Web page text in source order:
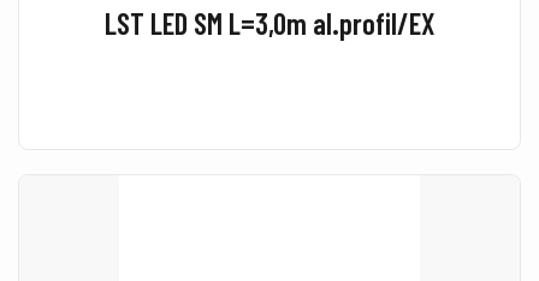
LST LED SM L=3,0m al.profil/EX